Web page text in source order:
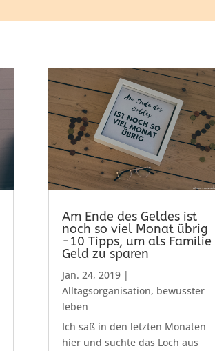
Am Ende des Geldes ist
noch so viel Monat übrig
-10 Tipps, um als Familie
Geld zu sparen
Jan. 24, 2019|
Alltagsorganisation, bewusster
leben
Ich saß in den letzten Monaten
hier und suchte das Loch aus